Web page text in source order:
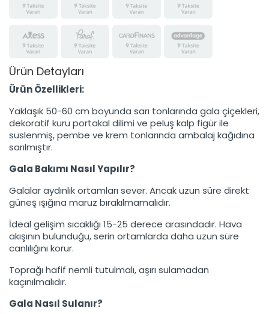
Ürün Detayları
Ürün Özellikleri:
Yaklaşık 50-60 cm boyunda sarı tonlarında gala çiçekleri,
dekoratif kuru portakal dilimi ve peluş kalp figür ile
süslenmiş, pembe ve krem tonlarında ambalaj kağıdına
sarılmıştır.
Gala Bakımı Nasıl Yapılır?
Galalar aydınlık ortamları sever. Ancak uzun süre direkt
güneş ışığına maruz bırakılmamalıdır.
İdeal gelişim sıcaklığı 15-25 derece arasındadır. Hava
akışının bulunduğu, serin ortamlarda daha uzun süre
canlılığını korur.
Toprağı hafif nemli tutulmalı, aşırı sulamadan
kaçınılmalıdır.
Gala Nasıl Sulanır?